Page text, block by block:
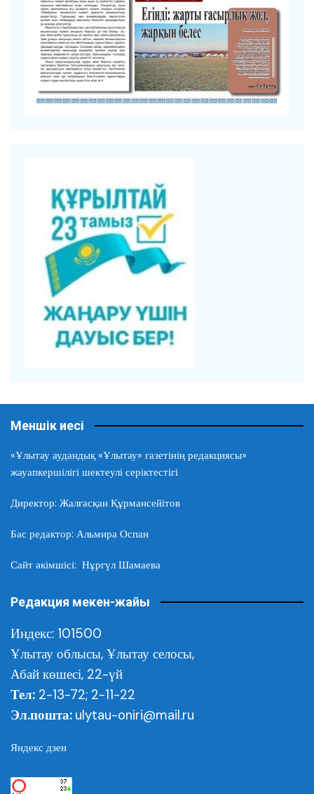
Меншік иесі
«Ұлытау аудандық «Ұлытау» газетінің редакциясы»
жауапкершілігі шектеулі серіктестігі
Директор: Жалғасқан Құрмансейітов
Бас редактор: Альмира Оспан
Сайт әкімшісі: Нұргүл Шамаева
Редакция мекен-жайы
Индекс: 101500
Ұлытау облысы, Ұлытау селосы,
Абай көшесі, 22-үй
Тел: 2-13-72; 2-11-22
Эл.пошта: ulytau-oniri@mail.ru
Яндекс дзен